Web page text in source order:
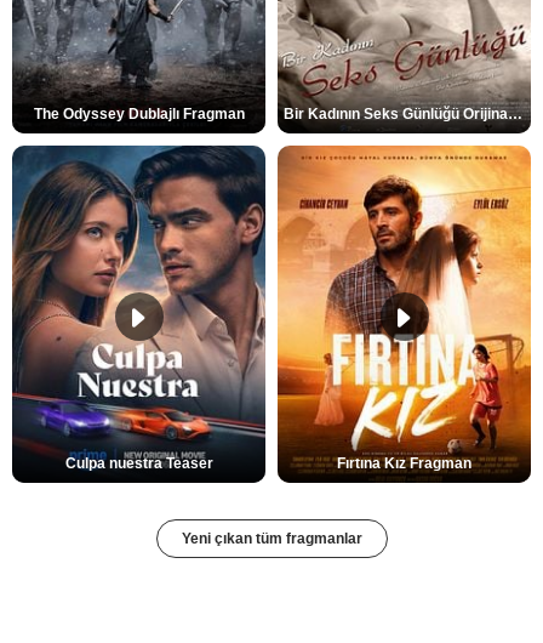
The Odyssey Dublajlı Fragman Bir Kadının Seks Günlüğü Orijinal Fragman
Culpa nuestra Teaser Fırtına Kız Fragman
Yeni çıkan tüm fragmanlar